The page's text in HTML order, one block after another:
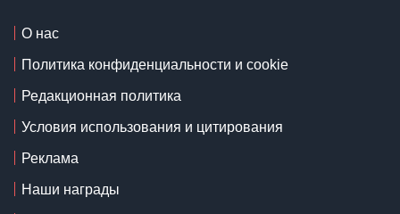
О нас
Политика конфиденциальности и cookie
Редакционная политика
Условия использования и цитирования
Реклама
Наши награды